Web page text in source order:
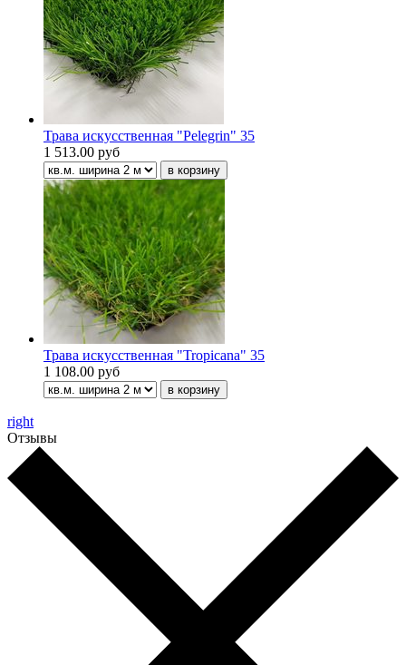
Трава искусственная "Pelegrin" 35
1 513.00 руб
Трава искусственная "Tropicana" 35
1 108.00 руб
right
Отзывы